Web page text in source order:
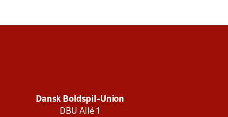
Dansk Boldspil-Union
DBU Allé 1